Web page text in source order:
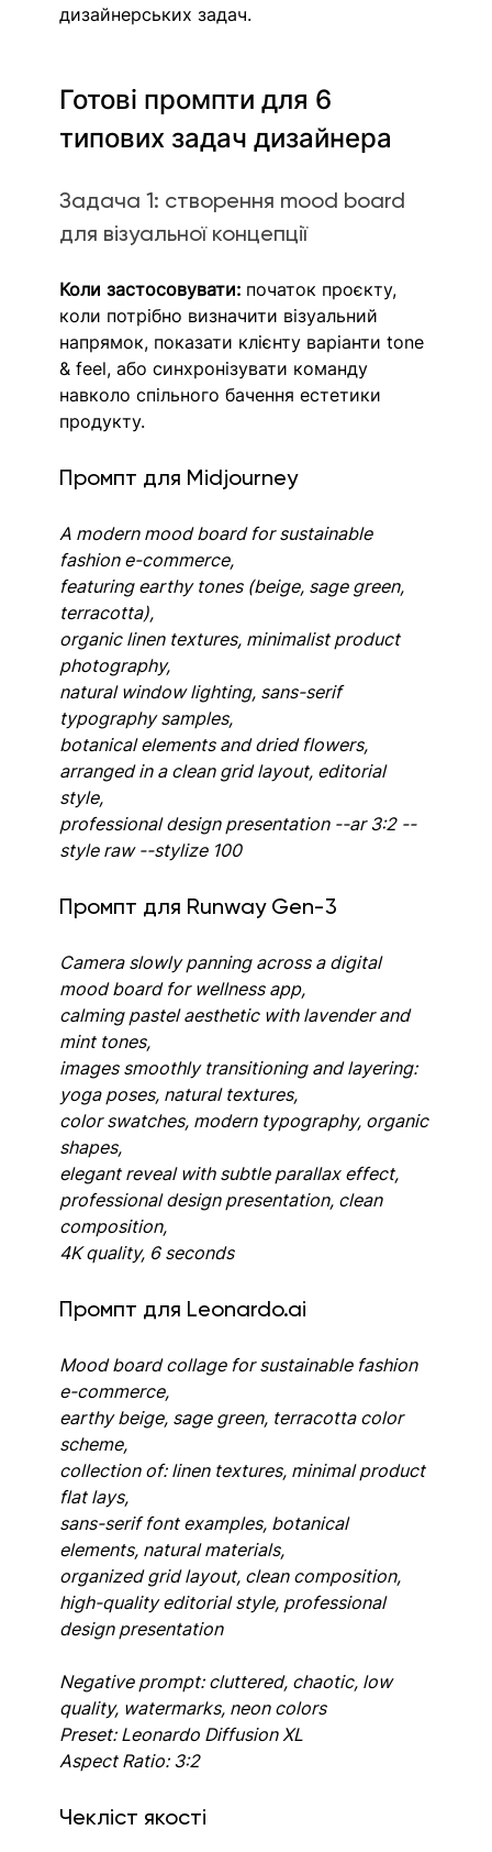
дизайнерських задач.
Готові промпти для 6
типових задач дизайнера
Задача 1: створення mood board
для візуальної концепції
Коли застосовувати: початок проєкту,
коли потрібно визначити візуальний
напрямок, показати клієнту варіанти tone
& feel, або синхронізувати команду
навколо спільного бачення естетики
продукту.
Промпт для Midjourney
A modern mood board for sustainable
fashion e-commerce,
featuring earthy tones (beige, sage green,
terracotta),
organic linen textures, minimalist product
photography,
natural window lighting, sans-serif
typography samples,
botanical elements and dried flowers,
arranged in a clean grid layout, editorial
style,
professional design presentation --ar 3:2 --
style raw --stylize 100
Промпт для Runway Gen-3
Camera slowly panning across a digital
mood board for wellness app,
calming pastel aesthetic with lavender and
mint tones,
images smoothly transitioning and layering:
yoga poses, natural textures,
color swatches, modern typography, organic
shapes,
elegant reveal with subtle parallax effect,
professional design presentation, clean
composition,
4K quality, 6 seconds
Промпт для Leonardo.ai
Mood board collage for sustainable fashion
e-commerce,
earthy beige, sage green, terracotta color
scheme,
collection of: linen textures, minimal product
flat lays,
sans-serif font examples, botanical
elements, natural materials,
organized grid layout, clean composition,
high-quality editorial style, professional
design presentation
Negative prompt: cluttered, chaotic, low
quality, watermarks, neon colors
Preset: Leonardo Diffusion XL
Aspect Ratio: 3:2
Чекліст якості